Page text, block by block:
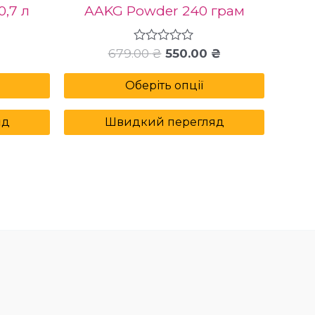
л
AAKG Powder 240 грам
Оцінено
0
з
5
679.00₴ 550.00 ₴
Оберіть опції
Швидкий перегляд